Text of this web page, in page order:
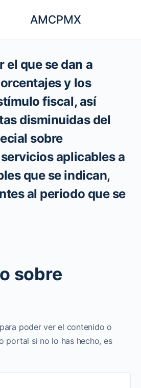
AMCPMX
el que se dan a
y los
fiscal, así
disminuidas del
sobre
aplicables a
que se indican,
al periodo que se
sobre
poder ver el contenido o
portal si no lo has hecho, es